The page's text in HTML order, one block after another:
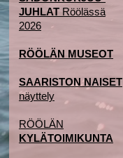
JUHLAT Röölässä
2026
RÖÖLÄN MUSEOT
SAARISTON NAISET
näyttely
RÖÖLÄN
KYLÄTOIMIKUNTA